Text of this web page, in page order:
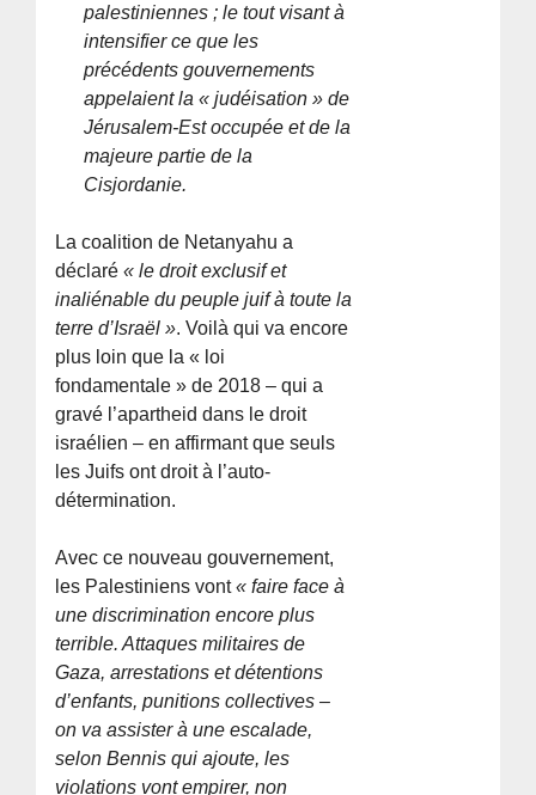
palestiniennes ; le tout visant à
intensifier ce que les
précédents gouvernements
appelaient la « judéisation » de
Jérusalem-Est occupée et de la
majeure partie de la
Cisjordanie.
La coalition de Netanyahu a
déclaré« le droit exclusif et
inaliénable du peuple juif à toute la
terre d’Israël ». Voilà qui va encore
plus loin que la « loi
fondamentale » de 2018 – qui a
gravé l’apartheid dans le droit
israélien – en affirmant que seuls
les Juifs ont droit à l’auto-
détermination.
Avec ce nouveau gouvernement,
les Palestiniens vont« faire face à
une discrimination encore plus
terrible. Attaques militaires de
Gaza, arrestations et détentions
d’enfants, punitions collectives –
on va assister à une escalade,
selon Bennis qui ajoute, les
violations vont empirer, non